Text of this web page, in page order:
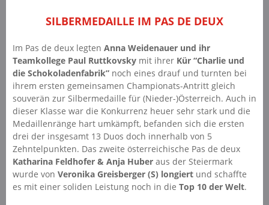
SILBERMEDAILLE IM PAS DE DEUX
Im Pas de deux legten Anna Weidenauer und ihr
Teamkollege Paul Ruttkovskymit ihrerKür “Charlie und
die Schokoladenfabrik”noch eines drauf und turnten bei
ihrem ersten gemeinsamen Championats-Antritt gleich
souverän zur Silbermedaille für (Nieder-)Österreich. Auch in
dieser Klasse war die Konkurrenz heuer sehr stark und die
Medaillenränge hart umkämpft, befanden sich die ersten
drei der insgesamt 13 Duos doch innerhalb von 5
Zehntelpunkten. Das zweite österreichische Pas de deux
Katharina Feldhofer & Anja Huberaus der Steiermark
wurde von Veronika Greisberger (S) longiert und schaffte
es mit einer soliden Leistung noch in die Top 10 der Welt.